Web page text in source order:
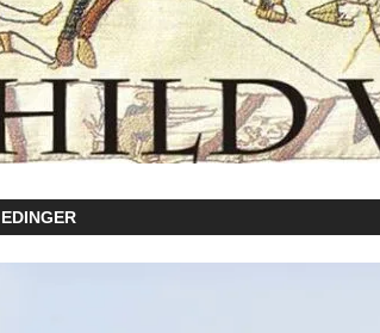
EDINGER